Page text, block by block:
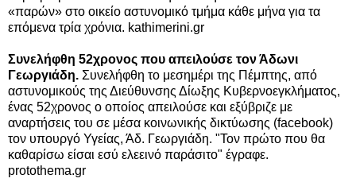
«παρών» στο οικείο αστυνομικό τμήμα κάθε μήνα για τα
επόμενα τρία χρόνια. kathimerini.gr
Συνελήφθη 52χρονος που απειλούσε τον Άδωνι
Γεωργιάδη. Συνελήφθη το μεσημέρι της Πέμπτης, από
αστυνομικούς της Διεύθυνσης Δίωξης Κυβερνοεγκλήματος,
ένας 52χρονος ο οποίος απειλούσε και εξύβριζε με
αναρτήσεις του σε μέσα κοινωνικής δικτύωσης (facebook)
τον υπουργό Υγείας, Άδ. Γεωργιάδη. "Τον πρώτο που θα
καθαρίσω είσαι εσύ ελεεινό παράσιτο" έγραφε.
protothema.gr